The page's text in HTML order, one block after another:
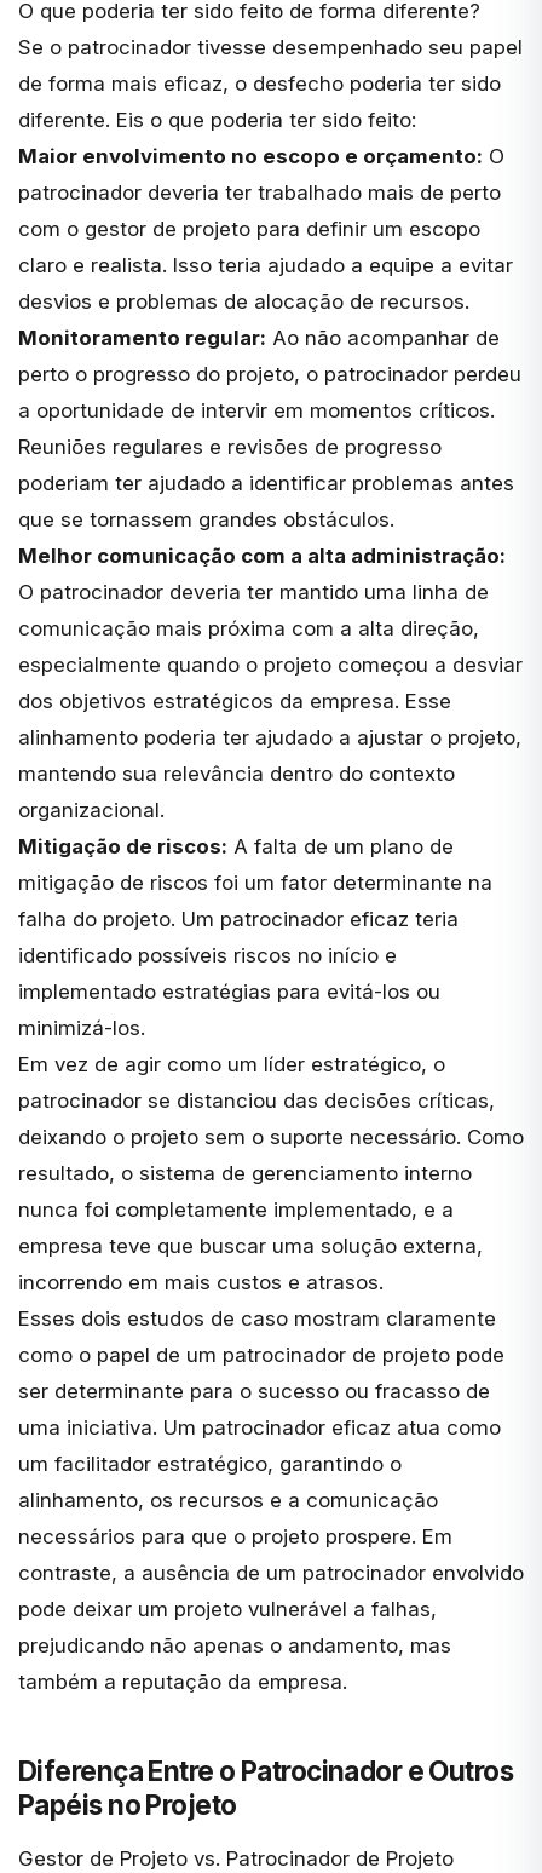
O que poderia ter sido feito de forma diferente?
Se o patrocinador tivesse desempenhado seu papel
de forma mais eficaz, o desfecho poderia ter sido
diferente. Eis o que poderia ter sido feito:
Maior envolvimento no escopo e orçamento: O
patrocinador deveria ter trabalhado mais de perto
com o gestor de projeto para definir um escopo
claro e realista. Isso teria ajudado a equipe a evitar
desvios e problemas de alocação de recursos.
Monitoramento regular: Ao não acompanhar de
perto o progresso do projeto, o patrocinador perdeu
a oportunidade de intervir em momentos críticos.
Reuniões regulares e revisões de progresso
poderiam ter ajudado a identificar problemas antes
que se tornassem grandes obstáculos.
Melhor comunicação com a alta administração:
O patrocinador deveria ter mantido uma linha de
comunicação mais próxima com a alta direção,
especialmente quando o projeto começou a desviar
dos objetivos estratégicos da empresa. Esse
alinhamento poderia ter ajudado a ajustar o projeto,
mantendo sua relevância dentro do contexto
organizacional.
Mitigação de riscos: A falta de um plano de
mitigação de riscos foi um fator determinante na
falha do projeto. Um patrocinador eficaz teria
identificado possíveis riscos no início e
implementado estratégias para evitá-los ou
minimizá-los.
Em vez de agir como um líder estratégico, o
patrocinador se distanciou das decisões críticas,
deixando o projeto sem o suporte necessário. Como
resultado, o sistema de gerenciamento interno
nunca foi completamente implementado, e a
empresa teve que buscar uma solução externa,
incorrendo em mais custos e atrasos.
Esses dois estudos de caso mostram claramente
como o papel de um patrocinador de projeto pode
ser determinante para o sucesso ou fracasso de
uma iniciativa. Um patrocinador eficaz atua como
um facilitador estratégico, garantindo o
alinhamento, os recursos e a comunicação
necessários para que o projeto prospere. Em
contraste, a ausência de um patrocinador envolvido
pode deixar um projeto vulnerável a falhas,
prejudicando não apenas o andamento, mas
também a reputação da empresa.
Diferença Entre o Patrocinador e Outros
Papéis no Projeto
Gestor de Projeto vs. Patrocinador de Projeto